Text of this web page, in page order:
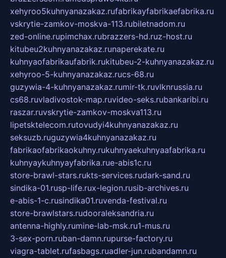
xehyroo5kuhnyanazakaz.rufabrikayfabrikaefabrika.ru
vskrytie-zamkov-moskva-113.rubiletnadom.ru
zed-online.rupimchax.rubrazzers-hd.ruz-host.ru
kitubeu2kuhnyanazakaz.runaperekate.ru
kuhnyaofabrikaufabrik.rukitubeu-2-kuhnyanazakaz.ru
xehyroo-5-kuhnyanazakaz.rucs-68.ru
guzywia-4-kuhnyanazakaz.rumir-tk.ruvlknrussia.ru
cs68.ruvladivostok-map.ruvideo-seks.rubankaribi.ru
raszar.ruvskrytie-zamkov-moskva113.ru
lipetsktelecom.rutovudyi4kuhnyanazakaz.ru
seksuzb.ruguzywia4kuhnyanazakaz.ru
fabrikaofabrikaokuhny.rukuhnyaekuhnyaafabrika.ru
kuhnyaykuhnyayfabrika.rue-abis1c.ru
store-brawl-stars.rukts-services.rudark-sand.ru
sindika-01.rusp-life.rux-legion.rusib-archives.ru
e-abis-1-c.rusindika01.ruvenda-festival.ru
store-brawlstars.rudooraleksandria.ru
antenna-highly.rumine-lab-msk.ru1-mus.ru
3-sex-porn.ruban-damn.rupurse-factory.ru
viagra-tablet.rufasbags.ruadler-jun.rubandamn.ru